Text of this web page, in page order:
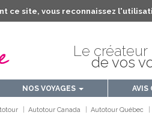
ce site, vous reconnaissez
Le créateur
de vos
NOS VOYAGES AVIS
Autotour Canada Autotour Québec